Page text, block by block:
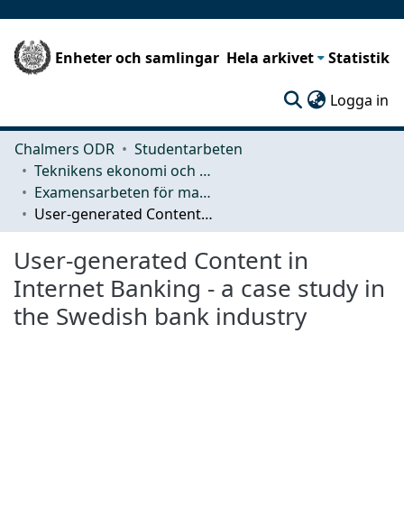
Enheter och samlingar Hela arkivet Statistik
Logga in
Chalmers ODR
Studentarbeten
Teknikens ekonomi och organisation
Examensarbeten för masterexamen
User-generated Content in Internet Banking - a case study in the Swedish bank industry
User-generated Content in
Internet Banking - a case study in
the Swedish bank industry